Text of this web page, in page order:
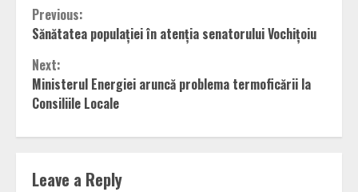
Continue
Reading
Previous:
Sănătatea populației în atenția senatorului Vochițoiu
Next:
Ministerul Energiei aruncă problema termoficării la
Consiliile Locale
Leave a Reply